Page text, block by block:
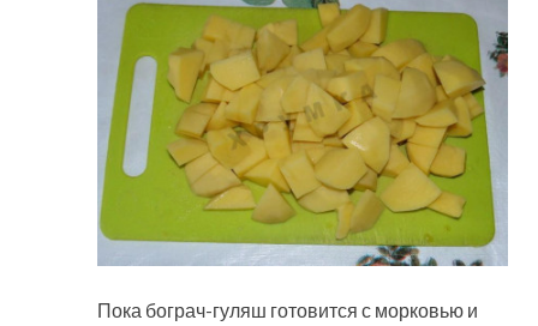
Пока бограч-гуляш готовится с морковью и